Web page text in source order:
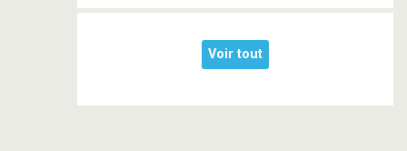
Voir tout